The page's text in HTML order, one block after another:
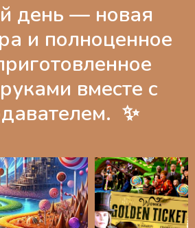
день — новая
и полноценное
вместе с
✨